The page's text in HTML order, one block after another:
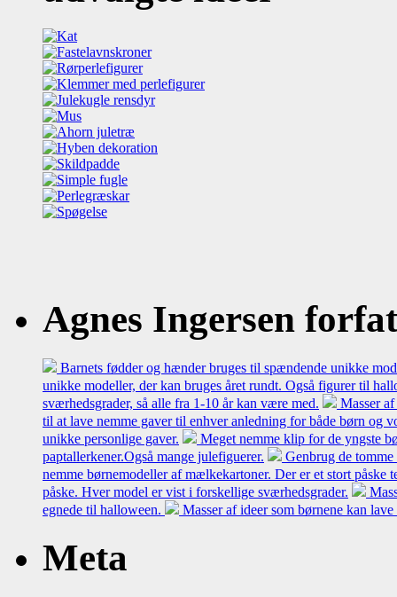
Agnes Ingersen
Barnets fødder og hænder bruges til spændende unikke
unikke modeller, der kan bruges året rundt. Også figurer til
sværhedsgrader, så alle fra 1-10 år kan være med.
Masser
til at lave nemme gaver til enhver anledning for både børn og
unikke personlige gaver.
Meget nemme klip for de yngste
paptallerkener.Også mange julefiguerer.
Genbrug de
nemme børnemodeller af mælkekartoner. Der er et stort påske
påske. Hver model er vist i forskellige sværhedsgrader.
egnede til halloween.
Masser af ideer som børnene kan
Meta